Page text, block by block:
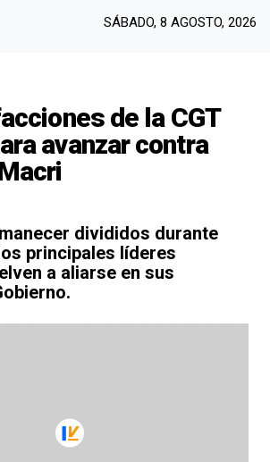
SÁBADO, 8 AGOSTO, 2026
de la CGT
avanzar contra
divididos durante
principales líderes
a aliarse en sus